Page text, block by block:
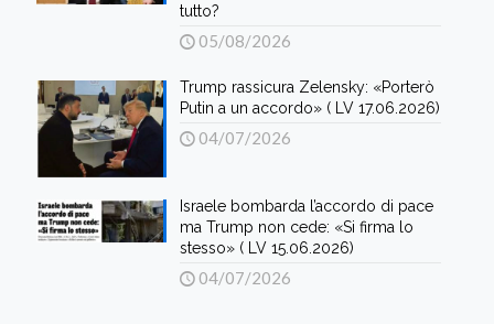
tutto?
05/08/2026
Trump rassicura Zelensky: «Porterò
Putin a un accordo» ( LV 17.06.2026)
04/07/2026
Israele bombarda l’accordo di pace
ma Trump non cede: «Si firma lo
stesso» ( LV 15.06.2026)
04/07/2026